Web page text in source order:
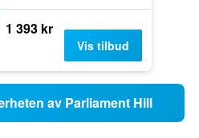
1 393 kr
Vis tilbud
av Parliament Hill